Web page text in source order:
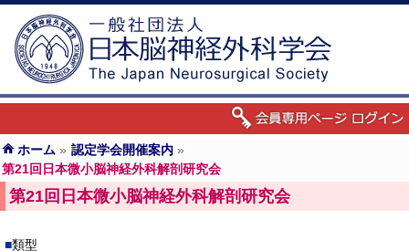
ホーム » 認定学会開催案内 »
第21回日本微小脳神経外科解剖研究会
第21回日本微小脳神経外科解剖研究会
類型